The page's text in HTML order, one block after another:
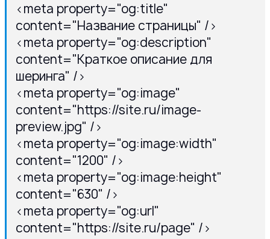
<meta property="og:title"
content="Название страницы" />
<meta property="og:description"
content="Краткое описание для
шеринга" />
<meta property="og:image"
content="https://site.ru/image-
preview.jpg" />
<meta property="og:image:width"
content="1200" />
<meta property="og:image:height"
content="630" />
<meta property="og:url"
content="https://site.ru/page" />